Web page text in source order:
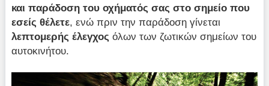
και παράδοση του οχήματός σας στο σημείο που
εσείς θέλετε, ενώ πριν την παράδοση γίνεται
λεπτομερής έλεγχος όλων των ζωτικών σημείων του
αυτοκινήτου.